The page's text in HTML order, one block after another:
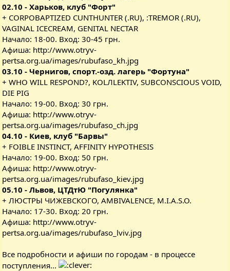
02.10 - Харьков, клуб "Форт"
+ CORPOBAPTIZED CUNTHUNTER (.RU), :TREMOR (.RU),
VAGINAL ICECREAM, GENITAL NECTAR
Начало: 18-00. Вход: 30-45 грн.
Афиша: http://www.otryv-
pertsa.org.ua/images/rubufaso_kh.jpg
03.10 - Чернигов, спорт.-озд. лагерь "Фортуна"
+ WHO WILL RESPOND?, KOLЛLEKTIV, SUBCONSCIOUS VOID,
DIE PIG
Начало: 19-00. Вход: 30 грн.
Афиша: http://www.otryv-
pertsa.org.ua/images/rubufaso_ch.jpg
04.10 - Киев, клуб "Барвы"
+ FOIBLE INSTINCT, AFFINITY HYPOTHESIS
Начало: 19-00. Вход: 50 грн.
Афиша: http://www.otryv-
pertsa.org.ua/images/rubufaso_kiev.jpg
05.10 - Львов, ЦТДтЮ "Погулянка"
+ ЛЮСТРЫ ЧИЖЕВСКОГО, AMBIVALENCE, M.I.A.S.O.
Начало: 17-30. Вход: 20 грн.
Афиша: http://www.otryv-
pertsa.org.ua/images/rubufaso_lviv.jpg
Все подробности и афиши по городам - в процессе
поступления...